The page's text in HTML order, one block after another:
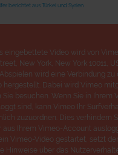
"Wir bauen Cherson
berichtet aus Türkei und Syrien
eingebettete Video wird von
New York, New York 10011,
wird eine Verbindung zu
hergestellt. Dabei wird Vimeo
Sie besuchen. Wenn Sie in Ihrem
sind, kann Vimeo Ihr
zuzuordnen. Dies verhindern
aus Ihrem Vimeo-Account
Vimeo-Video gestartet, setzt
Hinweise über das